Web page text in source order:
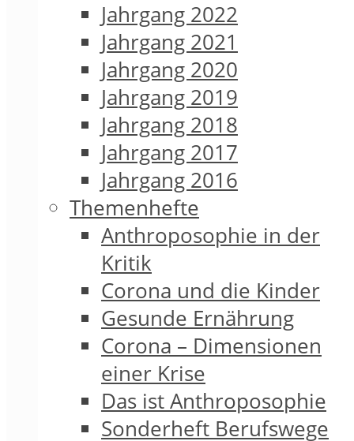
Jahrgang 2022
Jahrgang 2021
Jahrgang 2020
Jahrgang 2019
Jahrgang 2018
Jahrgang 2017
Jahrgang 2016
Themenhefte
Anthroposophie in der
Kritik
Corona und die Kinder
Gesunde Ernährung
Corona – Dimensionen
einer Krise
Das ist Anthroposophie
Sonderheft Berufswege